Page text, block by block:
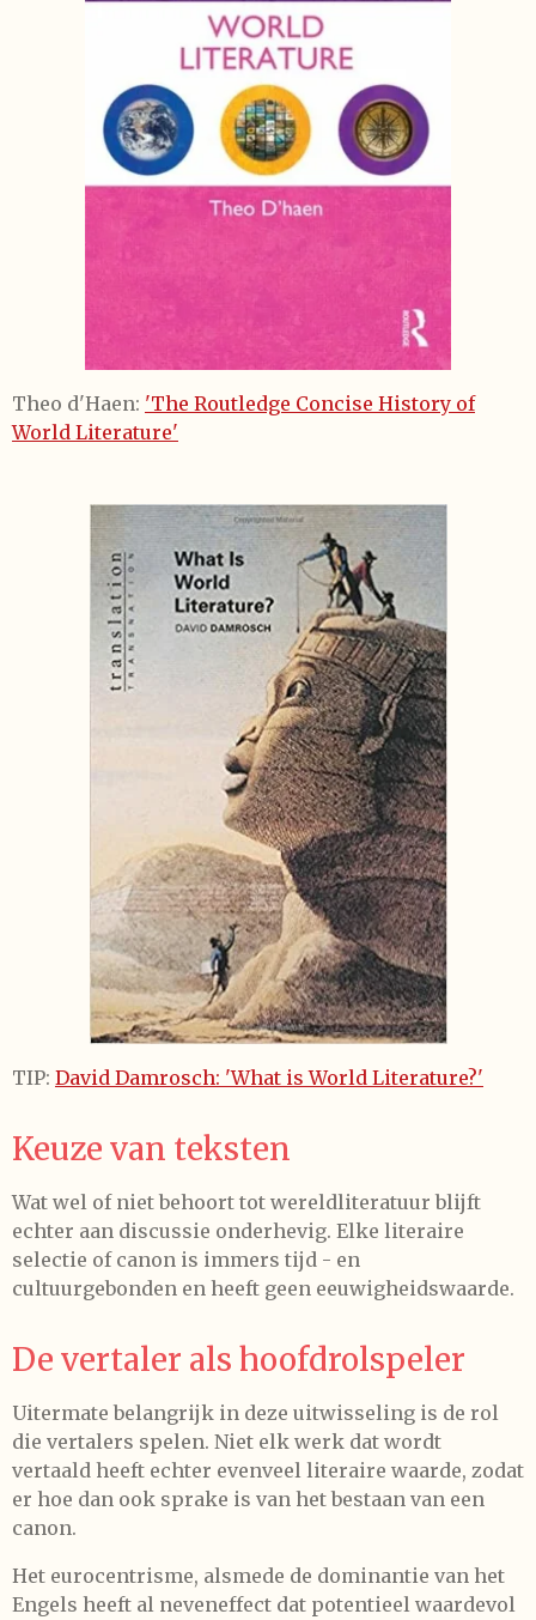
Theo d'Haen: 'The Routledge Concise History of
World Literature'
TIP: David Damrosch: 'What is World Literature?'
Keuze van teksten
Wat wel of niet behoort tot wereldliteratuur blijft
echter aan discussie onderhevig. Elke literaire
selectie of canon is immers tijd - en
cultuurgebonden en heeft geen eeuwigheidswaarde.
De vertaler als hoofdrolspeler
Uitermate belangrijk in deze uitwisseling is de rol
die vertalers spelen. Niet elk werk dat wordt
vertaald heeft echter evenveel literaire waarde, zodat
er hoe dan ook sprake is van het bestaan van een
canon.
Het eurocentrisme, alsmede de dominantie van het
Engels heeft al neveneffect dat potentieel waardevol